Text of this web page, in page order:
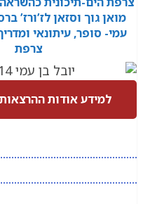
מואן גוך וסזאן לז’ורז’
עמי- סופר, עיתונאי
צרפת
למידע אודות